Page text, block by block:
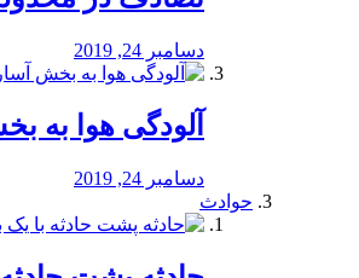
دسامبر 24, 2019
آلودگی هوا به
دسامبر 24, 2019
حوادث